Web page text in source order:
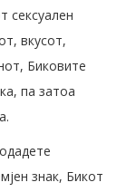
сексуален
вкусот,
Биковите
па затоа
знак, Бикот